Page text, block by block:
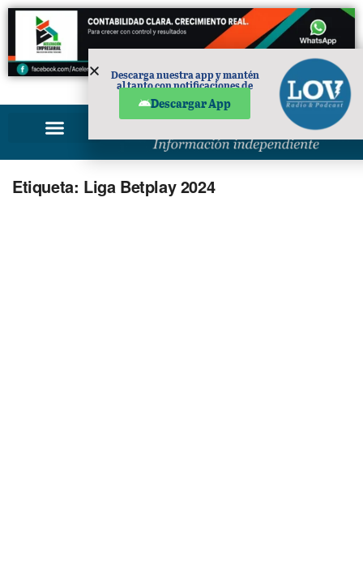
PUBLICIDAD
Etiqueta: Liga Betplay 2024
Descarga nuestra app y mantén
al tanto con notificaciones de
Descargar App